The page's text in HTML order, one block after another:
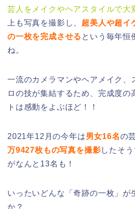
芸人をメイクやヘアスタイルで大
上も写真を撮影し、 超美人や超イ
の一枚を完成させる という毎年恒
ね。
一流のカメラマンやヘアメイク、
ロの技が集結するため、完成度の
トは感動をよぶほど！！
2021年12月の今年は男女16名の
万9427枚もの写真を撮影したそう
がなんと13名も！
いったいどんな 「奇跡の一枚」 が
か？